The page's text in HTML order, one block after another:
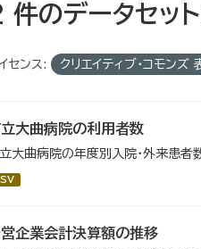
件のデータセッ
センス: クリエイティブ・コモンズ
大曲病院の利用者数
大曲病院の年度別入院・外来患者
企業会計決算額の推移